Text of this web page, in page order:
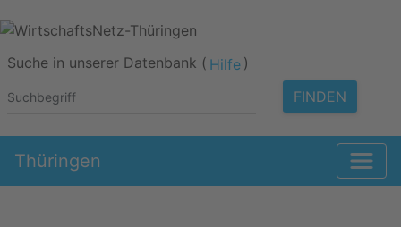
Suche in unserer Datenbank ( Hilfe )
FINDEN
Thüringen